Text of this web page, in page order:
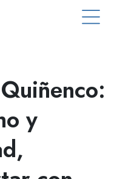
y